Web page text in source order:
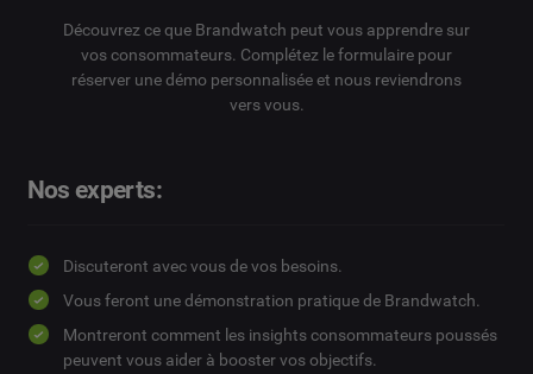
Découvrez ce que Brandwatch peut vous apprendre sur
vos consommateurs. Complétez le formulaire pour
réserver une démo personnalisée et nous reviendrons
vers vous.
Nos experts:
Discuteront avec vous de vos besoins.
Vous feront une démonstration pratique de Brandwatch.
Montreront comment les insights consommateurs poussés
peuvent vous aider à booster vos objectifs.